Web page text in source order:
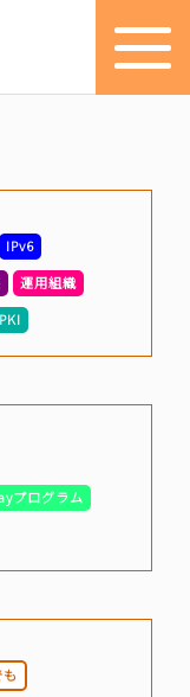
IPv6
運用組織
プログラム